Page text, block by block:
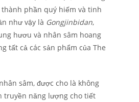
phần quý hiếm và tinh
như vậy là Gongjinbidan,
hươu và nhân sâm hoang
tất cả các sản phẩm của The
sâm, được cho là không
truyền năng lượng cho tiết